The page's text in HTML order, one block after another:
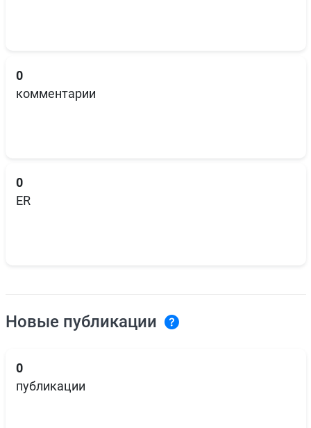
0
комментарии
0
ER
Новые публикации
0
публикации